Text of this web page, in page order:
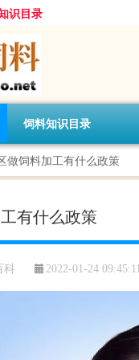
识目录
饲料知识目录
做饲料加工有什么政策
有什么政策
科 2022-01-24 09:45:11